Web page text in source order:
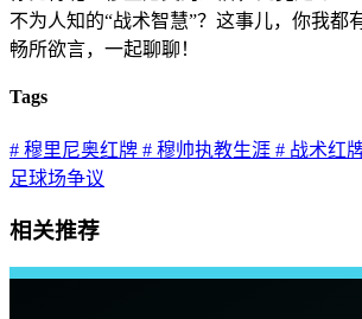
不为人知的“战术智慧”？这事儿，你我都
畅所欲言，一起聊聊！
Tags
# 穆里尼奥红牌 # 穆帅执教生涯 # 战术红
足球场争议
相关推荐